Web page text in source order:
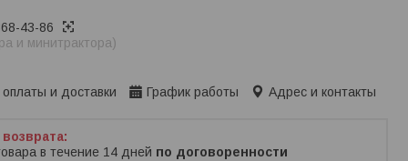
43-86
и минитрактора)
и доставки
График работы Адрес и контакты
в течение 14 дней по договоренности